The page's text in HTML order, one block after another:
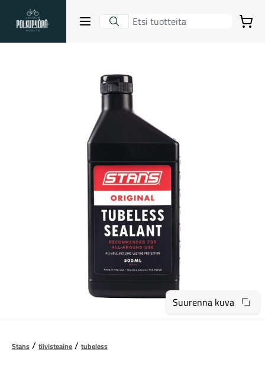
Lahden Polkupyörähuolto - etusivulle
Avaa sulje valikko
Suositut osastot
Gravel-pyörät
Ostoskori
Suurenna kuva
Stans tiivisteaine tubeless